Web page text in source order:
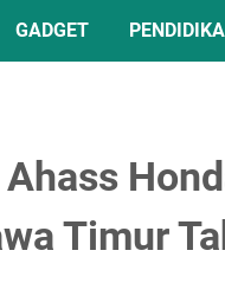
GADGET
Timur